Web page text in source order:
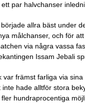
par halvchanser
allra bäst under
målchanser, och för
via några vassa
Issam Jebali
var främst farliga via
inte hade alltför stora
hundraprocentiga